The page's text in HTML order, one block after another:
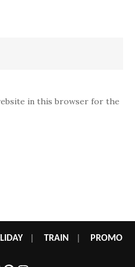
in this browser for the
| TRAIN PROMO